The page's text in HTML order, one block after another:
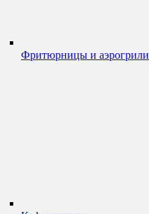
Фритюрницы и аэрогрили